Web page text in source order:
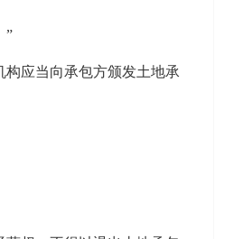
”
应当向承包方颁发土地承